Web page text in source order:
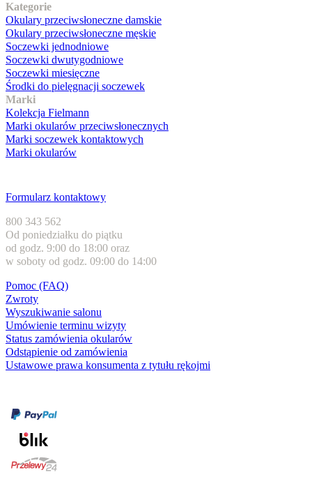
Kategorie
Okulary przeciwsłoneczne damskie
Okulary przeciwsłoneczne męskie
Soczewki jednodniowe
Soczewki dwutygodniowe
Soczewki miesięczne
Środki do pielęgnacji soczewek
Marki
Kolekcja Fielmann
Marki okularów przeciwsłonecznych
Marki soczewek kontaktowych
Marki okularów
Formularz kontaktowy
800 343 562
Od poniedziałku do piątku
od godz. 9:00 do 18:00 oraz
w soboty od godz. 09:00 do 14:00
Pomoc (FAQ)
Zwroty
Wyszukiwanie salonu
Umówienie terminu wizyty
Status zamówienia okularów
Odstąpienie od zamówienia
Ustawowe prawa konsumenta z tytułu rękojmi